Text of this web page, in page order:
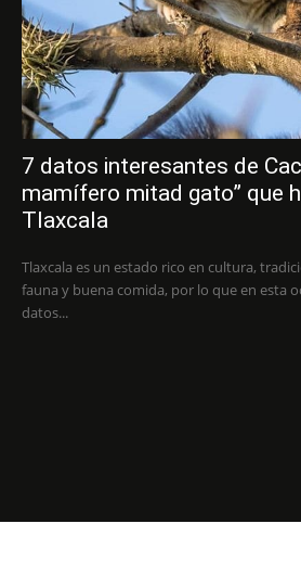
7 datos interesantes de
mamífero mitad gato” que
Tlaxcala
Tlaxcala es un estado rico en cultura,
fauna y buena comida, por lo que en esta
datos...